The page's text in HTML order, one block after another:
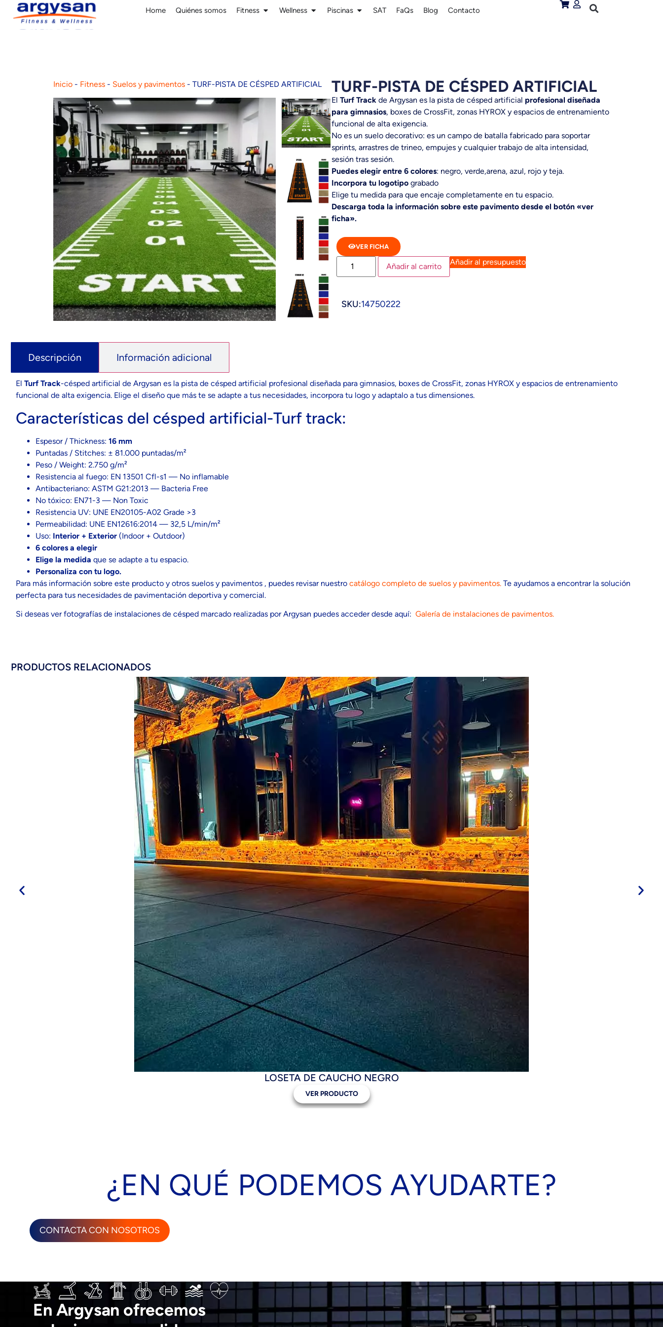
Home Quiénes somos Fitness Wellness Piscinas SAT FaQs Blog Contacto
TURF-PISTA DE CÉSPED ARTIFICIAL
El Turf Track de Argysan es la pista de césped artificial profesional diseñada
para gimnasios, boxes de CrossFit, zonas HYROX y espacios de entrenamiento
funcional de alta exigencia.
No es un suelo decorativo: es un campo de batalla fabricado para soportar
sprints, arrastres de trineo, empujes y cualquier trabajo de alta intensidad,
sesión tras sesión.
Puedes elegir entre 6 colores: negro, verde,arena, azul, rojo y teja.
Incorpora tu logotipo grabado
Elige tu medida para que encaje completamente en tu espacio.
Descarga toda la información sobre este pavimento desde el botón «ver
ficha».
VER FICHA
Añadir al carrito Añadir al presupuesto
SKU:14750222
Inicio- Fitness- Suelos y pavimentos- TURF-PISTA DE CÉSPED ARTIFICIAL
Descripción Información adicional
El Turf Track-césped artificial de Argysan es la pista de césped artificial profesional diseñada para gimnasios, boxes de CrossFit, zonas HYROX y espacios de entrenamiento
funcional de alta exigencia. Elige el diseño que más te se adapte a tus necesidades, incorpora tu logo y adaptalo a tus dimensiones.
Características del césped artificial-Turf track:
Espesor / Thickness: 16 mm
Puntadas / Stitches: ± 81.000 puntadas/m²
Peso / Weight: 2.750 g/m²
Resistencia al fuego: EN 13501 Cfl-s1 — No inflamable
Antibacteriano: ASTM G21:2013 — Bacteria Free
No tóxico: EN71-3 — Non Toxic
Resistencia UV: UNE EN20105-A02 Grade >3
Permeabilidad: UNE EN12616:2014 — 32,5 L/min/m²
Uso: Interior + Exterior (Indoor + Outdoor)
6 colores a elegir
Elige la medida que se adapte a tu espacio.
Personaliza con tu logo.
Para más información sobre este producto y otros suelos y pavimentos , puedes revisar nuestro catálogo completo de suelos y pavimentos. Te ayudamos a encontrar la solución
perfecta para tus necesidades de pavimentación deportiva y comercial.
Si deseas ver fotografías de instalaciones de césped marcado realizadas por Argysan puedes acceder desde aquí: Galería de instalaciones de pavimentos.
PRODUCTOS RELACIONADOS
LOSETA DE CAUCHO NEGRO
VER PRODUCTO
¿EN QUÉ PODEMOS AYUDARTE?
CONTACTA CON NOSOTROS
En Argysan ofrecemos